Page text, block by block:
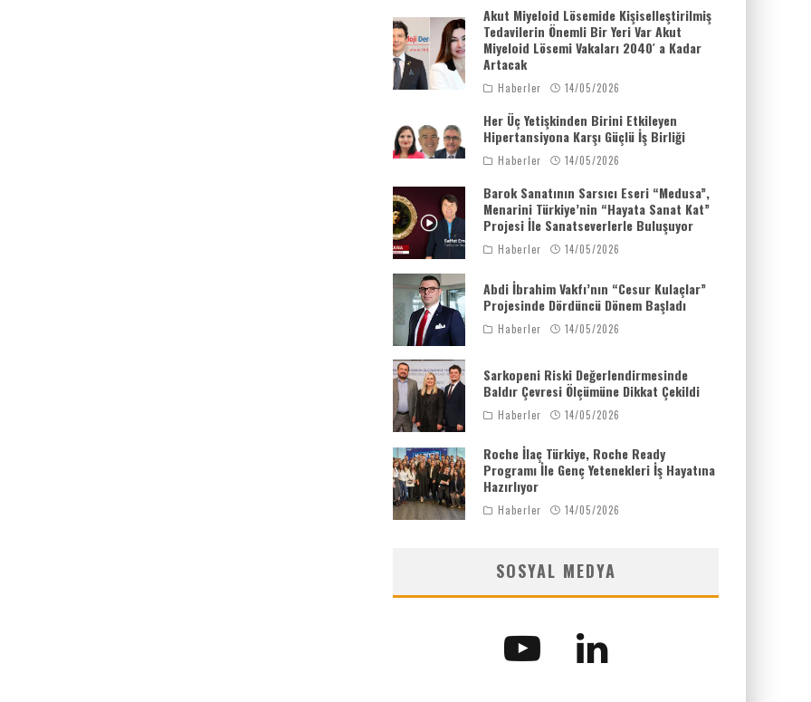
Akut Miyeloid Lösemide Kişiselleştirilmiş
Tedavilerin Önemli Bir Yeri Var Akut
Miyeloid Lösemi Vakaları 2040′ a Kadar
Artacak
Haberler 14/05/2026
Her Üç Yetişkinden Birini Etkileyen
Hipertansiyona Karşı Güçlü İş Birliği
Haberler 14/05/2026
Barok Sanatının Sarsıcı Eseri “Medusa”,
Menarini Türkiye’nin “Hayata Sanat Kat”
Projesi İle Sanatseverlerle Buluşuyor
Haberler 14/05/2026
Abdi İbrahim Vakfı’nın “Cesur Kulaçlar”
Projesinde Dördüncü Dönem Başladı
Haberler 14/05/2026
Sarkopeni Riski Değerlendirmesinde
Baldır Çevresi Ölçümüne Dikkat Çekildi
Haberler 14/05/2026
Roche İlaç Türkiye, Roche Ready
Programı İle Genç Yetenekleri İş Hayatına
Hazırlıyor
Haberler 14/05/2026
SOSYAL MEDYA